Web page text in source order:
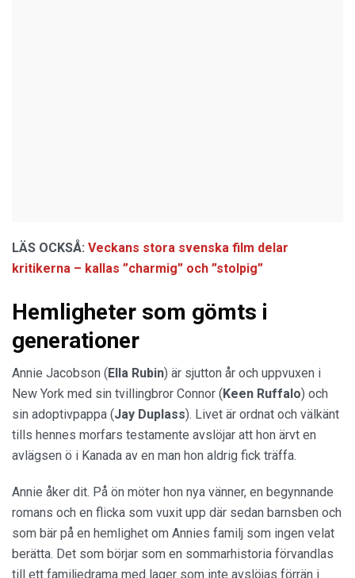
LÄS OCKSÅ: Veckans stora svenska film delar
kritikerna – kallas ”charmig” och ”stolpig”
Hemligheter som gömts i
generationer
Annie Jacobson (Ella Rubin) är sjutton år och uppvuxen i
New York med sin tvillingbror Connor (Keen Ruffalo) och
sin adoptivpappa (Jay Duplass). Livet är ordnat och välkänt
tills hennes morfars testamente avslöjar att hon ärvt en
avlägsen ö i Kanada av en man hon aldrig fick träffa.
Annie åker dit. På ön möter hon nya vänner, en begynnande
romans och en flicka som vuxit upp där sedan barnsben och
som bär på en hemlighet om Annies familj som ingen velat
berätta. Det som börjar som en sommarhistoria förvandlas
till ett familjedrama med lager som inte avslöjas förrän i